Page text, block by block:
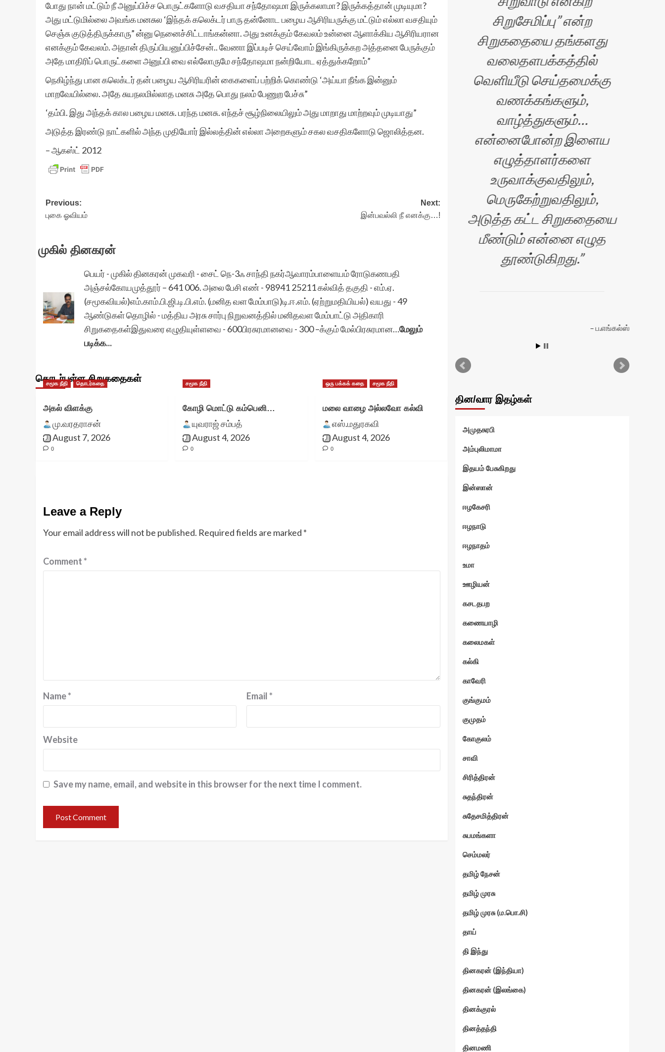
போது நான் மட்டும் நீ அனுப்பிச்ச பொருட்களோடு வசதியா சந்தோஷமா இருக்கலாமா? இருக்கத்தான் முடியுமா?
அது மட்டுமில்லை அவங்க மனசுல ‘இந்தக் கலெக்டர் பாரு தன்னோட பழைய ஆசிரியருக்கு மட்டும் எல்லா வசதியும்
செஞ்சு குடுத்திருக்காரு” ன்னு நெனைச்சிட்டாங்கன்னா. அது உனக்கும் கேவலம் உன்னை ஆளாக்கிய ஆசிரியரான
எனக்கும் கேவலம். அதான் திருப்பியனுப்பிச்சேன்.. வேணா இப்படிச் செய்வோம் இங்கிருக்கற அத்தனை பேருக்கும்
அதே மாதிரிப் பொருட்களை அனுப்பி வை எல்லோருமே சந்தோஷமா நன்றியோட ஏத்துக்கறோம்”
நெகிழ்ந்து பான கலெக்டர் தன் பழைய ஆசிரியரின் கைகளைப் பற்றிக் கொண்டு ‘அய்யா நீங்க இன்னும்
மாறவேயில்லை. அதே சுயநலமில்லாத மனசு அதே பொது நலம் பேணுற பேச்சு”
‘தம்பி. இது அந்தக் கால பழைய மனசு. பரந்த மனசு. எந்தச் சூழ்நிலையிலும் அது மாறாது மாற்றவும் முடியாது”
அடுத்த இரண்டு நாட்களில் அந்த முதியோர் இல்லத்தின் எல்லா அறைகளும் சகல வசதிகளோடு ஜொலித்தன.
– ஆகஸ்ட் 2012
Post
navigation
Previous:
புகை ஓவியம்
Next:
இன்பவல்லி நீ எனக்கு…!
முகில் தினகரன்
பெயர் - முகில் தினகரன் முகவரி - சைட் நெ-3ஃ சாந்தி நகர்ஆவாரம்பாளையம் ரோடுகணபதி
அஞ்சல்கோயமுத்தூர் – 641 006. அலை பேசி எண் - 98941 25211 கல்வித் தகுதி - எம்.ஏ.
(சமூகவியல்)எம்.காம்.பி.ஜி.டி.பி.எம். (மனித வள மேம்பாடு)டி.ஈ.எம். (ஏற்றுமதியியல்) வயது - 49
ஆண்டுகள் தொழில் - மத்திய அரசு சார்பு நிறுவனத்தில் மனிதவள மேம்பாட்டு அதிகாரி
சிறுகதைகள்இதுவரை எழுதியுள்ளவை - 600பிரசுரமானவை - 300 –க்கும் மேல்பிரசுரமான…மேலும்
படிக்க...
தொடர்புள்ள சிறுகதைகள்
சமூக நீதி தொடர்கதை
அகல் விளக்கு
மு.வரதராசன்
August 7, 2026
0
சமூக நீதி
கோழி மொட்டு கம்பெனி…
யுவராஜ் சம்பத்
August 4, 2026
0
ஒரு பக்கக் கதை சமூக நீதி
மலை வாழை அல்லவோ கல்வி
எஸ்.மதுரகவி
August 4, 2026
0
Leave a Reply
Your email address will not be published. Required fields are marked *
Comment*
Name* Email*
Website
Save my name, email, and website in this browser for the next time I comment.
மனிதர்களுக்கு வாழ்க்கை
அனுபவங்கள் மூலம் நிறைய
எண்ணங்களையும், மனதில்
பதியும் அளவுக்கு சில
உண்டாக்குகிறது.
இவைகளை எழுத்து
ஆசைப்படுவார்கள்.ஆனால்
தனியே நாட்குறிப்பு போல்
வடிவில் எழுத விழையும்
எனைப் போன்றவர்களுக்கு
ஆதரவு அளித்து ஒரு
இணையதள மேடை
‘சிறுகதை.காம்’ நிறுவனர்,
அத்துணை பேருக்கும் என்
மனமார்ந்த நன்றிகள் பல.
அவர்கள் இப்பணியில்
வேண்டுகிறேன். எனது
சிறுசேமிப்பு” என்ற
சிறுகதையை தங்களது
வலைதளபக்கத்தில்
வெளியீடு செய்தமைக்கு
வணக்கங்களும்,
வாழ்த்துகளும்…
என்னைபோன்ற இளைய
எழுத்தாளர்களை
உருவாக்குவதிலும்,
மெருகேற்றுவதிலும்,
அடுத்த கட்ட சிறுகதையை
மீண்டும் என்னை எழுத
தூண்டுகிறது.
ப.எங்கல்ஸ்
தின/வார இதழ்கள்
அமுதசுரபி
அம்புலிமாமா
இதயம் பேசுகிறது
இன்ஸான்
ஈழகேசரி
ஈழநாடு
ஈழநாதம்
உமா
ஊழியன்
கசடதபற
கணையாழி
கலைமகள்
கல்கி
காவேரி
குங்குமம்
குமுதம்
கோகுலம்
சாவி
சிரித்திரன்
சுதந்திரன்
சுதேசமித்திரன்
சுபமங்களா
செம்மலர்
தமிழ் நேசன்
தமிழ் முரசு
தமிழ் முரசு (ம.பொ.சி)
தாய்
தி இந்து
தினகரன் (இந்தியா)
தினகரன் (இலங்கை)
தினக்குரல்
தினத்தந்தி
தினமணி